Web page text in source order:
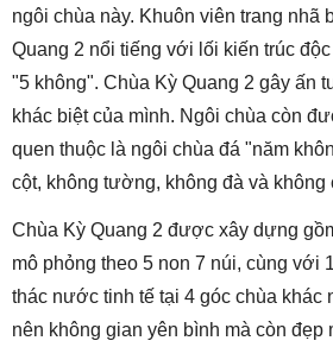
ngôi chùa này. Khuôn viên trang nhã
Quang 2 nổi tiếng với lối kiến trúc
"5 không". Chùa Kỳ Quang 2 gây ấn
khác biệt của mình. Ngôi chùa còn
quen thuộc là ngôi chùa đá "năm
cột, không tường, không đà và không
Chùa Kỳ Quang 2 được xây dựng
mô phỏng theo 5 non 7 núi, cùng với
thác nước tinh tế tại 4 góc chùa khác
nên không gian yên bình mà còn đẹp